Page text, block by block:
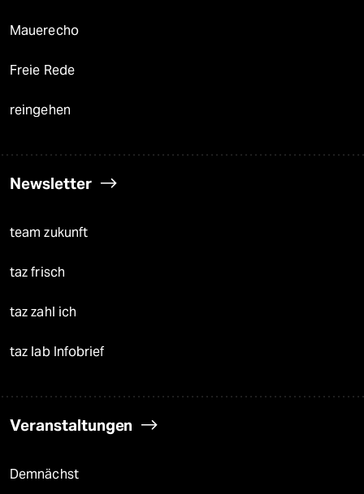
Mauerecho
Freie Rede
reingehen
Newsletter
team zukunft
taz frisch
taz zahl ich
taz lab Infobrief
Veranstaltungen
Demnächst